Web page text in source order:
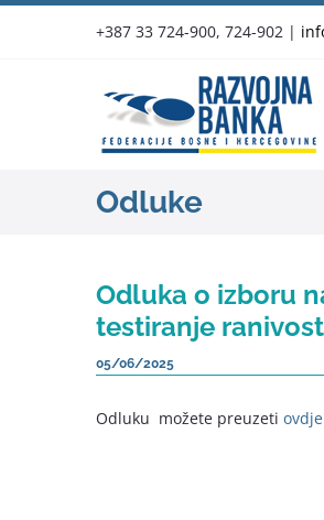
+387 33 724-900, 724-902 |
Odluke
Odluka o izboru
testiranje
05/06/2025
Odluku možete preuzeti